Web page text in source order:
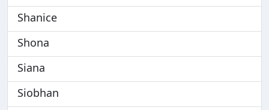
Shanice
Shona
Siana
Siobhan